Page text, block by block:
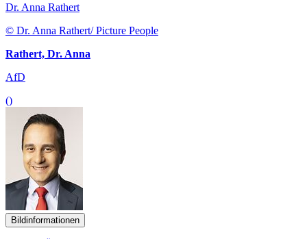
Dr. Anna Rathert
© Dr. Anna Rathert/ Picture People
Rathert, Dr. Anna
AfD
()
Bildinformationen